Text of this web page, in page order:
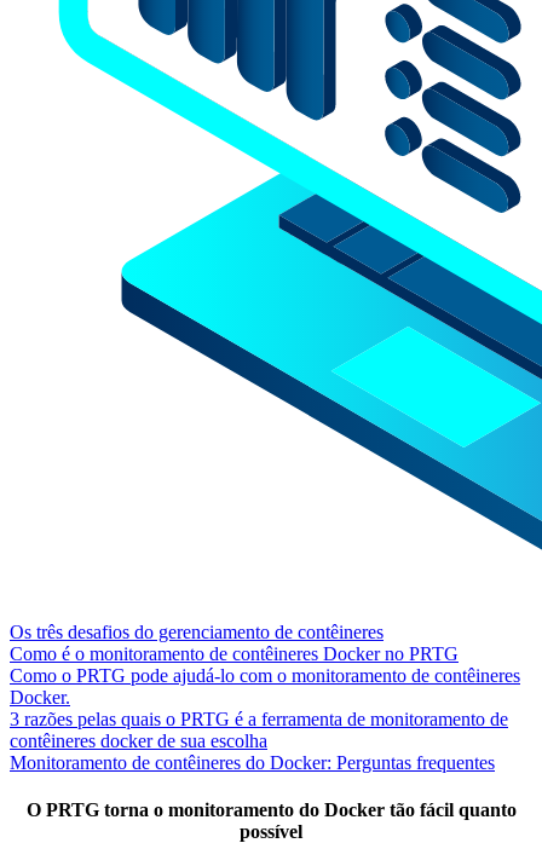
Os três desafios do gerenciamento de contêineres
Como é o monitoramento de contêineres Docker no PRTG
Como o PRTG pode ajudá-lo com o monitoramento de contêineres
Docker.
3 razões pelas quais o PRTG é a ferramenta de monitoramento de
contêineres docker de sua escolha
Monitoramento de contêineres do Docker: Perguntas frequentes
O PRTG torna o monitoramento do Docker tão fácil quanto
possível